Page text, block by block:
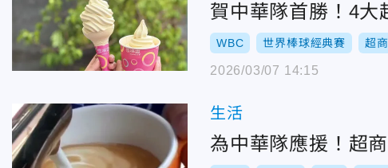
賀中華隊首勝！4
WBC 世界棒球經典賽 超
2026/03/07 14:15
生活
為中華隊應援！超